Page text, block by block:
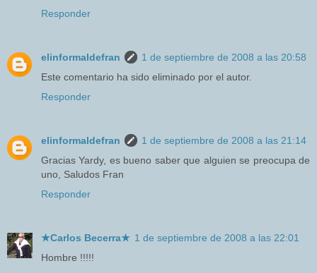
Responder
elinformaldefran
1 de septiembre de 2008 a las 20:58
Este comentario ha sido eliminado por el autor.
Responder
elinformaldefran
1 de septiembre de 2008 a las 21:14
Gracias Yardy, es bueno saber que alguien se preocupa de
uno, Saludos Fran
Responder
★Carlos Becerra★ 1 de septiembre de 2008 a las 22:01
Hombre !!!!!